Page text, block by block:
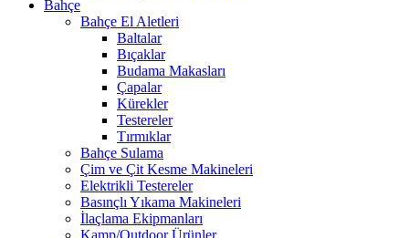
Bahçe
Bahçe El Aletleri
Baltalar
Bıçaklar
Budama Makasları
Çapalar
Kürekler
Testereler
Tırmıklar
Bahçe Sulama
Çim ve Çit Kesme Makineleri
Elektrikli Testereler
Basınçlı Yıkama Makineleri
İlaçlama Ekipmanları
Kamp/Outdoor Ürünler